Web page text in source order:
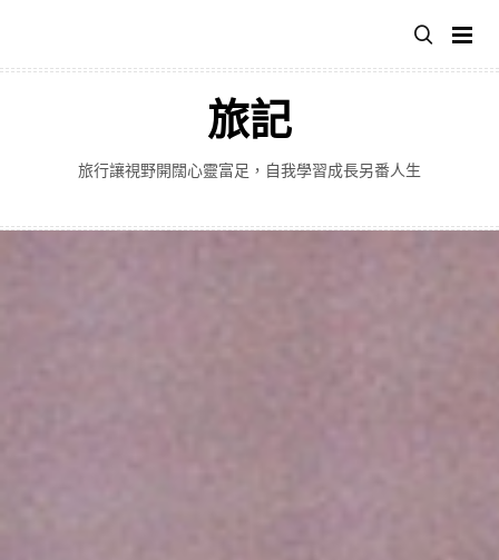
主
旅記
旅行讓視野開闊心靈富足，自我學習成長另番人生